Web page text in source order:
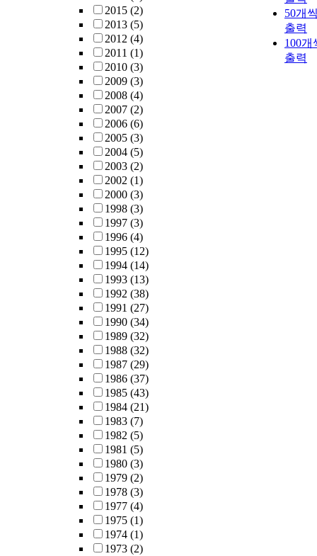
2015 (2)
2013 (5)
2012 (4)
2011 (1)
2010 (3)
2009 (3)
2008 (4)
2007 (2)
2006 (6)
2005 (3)
2004 (5)
2003 (2)
2002 (1)
2000 (3)
1998 (3)
1997 (3)
1996 (4)
1995 (12)
1994 (14)
1993 (13)
1992 (38)
1991 (27)
1990 (34)
1989 (32)
1988 (32)
1987 (29)
1986 (37)
1985 (43)
1984 (21)
1983 (7)
1982 (5)
1981 (5)
1980 (3)
1979 (2)
1978 (3)
1977 (4)
1975 (1)
1974 (1)
1973 (2)
50개
출력
100개
출력